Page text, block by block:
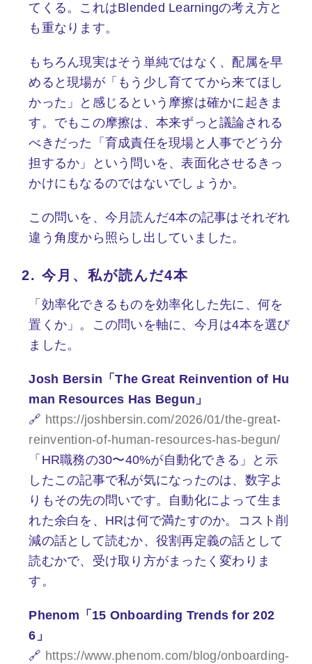
てくる。これはBlended Learningの考え方と
も重なります。
もちろん現実はそう単純ではなく、配属を早
めると現場が「もう少し育ててから来てほし
かった」と感じるという摩擦は確かに起きま
す。でもこの摩擦は、本来ずっと議論される
べきだった「育成責任を現場と人事でどう分
担するか」という問いを、表面化させるきっ
かけにもなるのではないでしょうか。
この問いを、今月読んだ4本の記事はそれぞれ
違う角度から照らし出していました。
2.今月、私が読んだ4本
「効率化できるものを効率化した先に、何を
置くか」。この問いを軸に、今月は4本を選び
ました。
Josh Bersin「The Great Reinvention of Hu
man Resources Has Begun」
🔗 https://joshbersin.com/2026/01/the-great-
reinvention-of-human-resources-has-begun/
「HR職務の30〜40%が自動化できる」と示
したこの記事で私が気になったのは、数字よ
りもその先の問いです。自動化によって生ま
れた余白を、HRは何で満たすのか。コスト削
減の話として読むか、役割再定義の話として
読むかで、受け取り方がまったく変わりま
す。
Phenom「15 Onboarding Trends for 202
6」
🔗 https://www.phenom.com/blog/onboarding-